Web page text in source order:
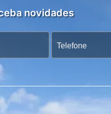
novidades